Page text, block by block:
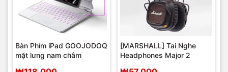
Bàn Phím iPad GOOJODOQ
mặt lưng nam châm
[MARSHALL] Tai Nghe
Headphones Major 2